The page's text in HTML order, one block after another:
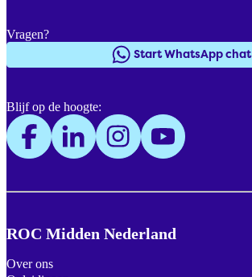
ROC Midden Nederland
Over ons
Vragen?
Start WhatsApp chat
Blijf op de hoogte: